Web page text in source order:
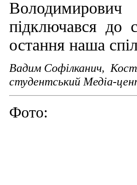
підключався до
остання наша
Вадим Софілканич,
студентський Медіа-
Фото: